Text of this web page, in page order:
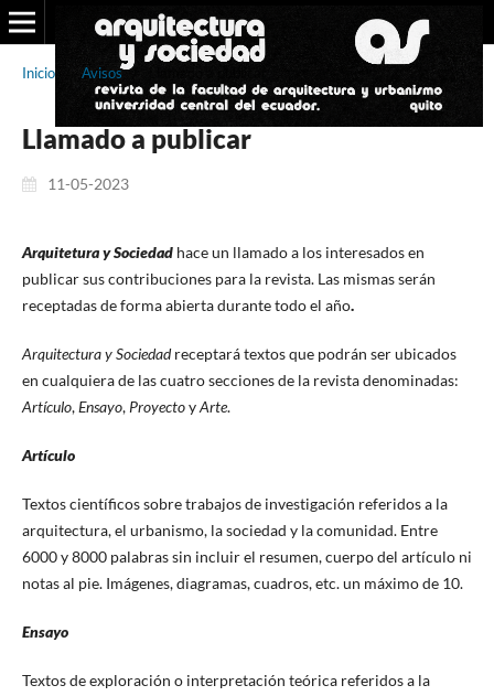
Inicio Avisos /
Llamado a publicar
11-05-2023
Arquitetura y Sociedadhace un llamado a los interesados en
publicar sus contribuciones para la revista. Las mismas serán
receptadas de forma abierta durante todo el año.
Arquitectura y Sociedadreceptará textos que podrán ser ubicados
en cualquiera de las cuatro secciones de la revista denominadas:
Artículo,Ensayo, ProyectoyArte.
Artículo
Textos científicos sobre trabajos de investigación referidos a la
arquitectura, el urbanismo, la sociedad y la comunidad. Entre
6000 y 8000 palabras sin incluir el resumen, cuerpo del artículo ni
notas al pie. Imágenes, diagramas, cuadros, etc. un máximo de 10.
Ensayo
Textos de exploración o interpretación teórica referidos a la